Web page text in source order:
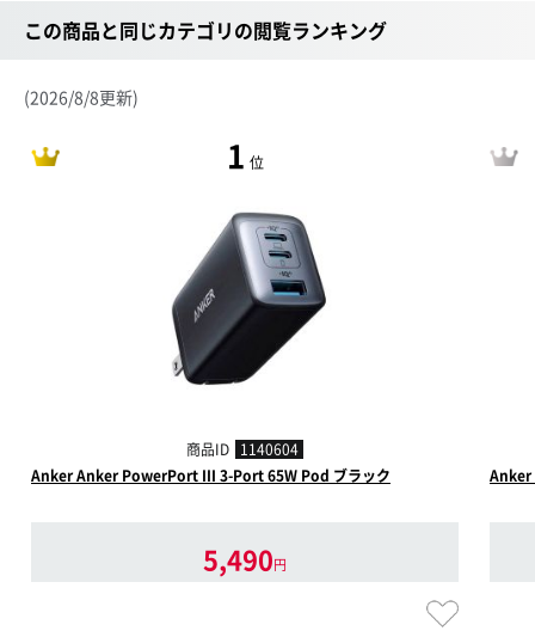
この商品と同じカテゴリの閲覧ランキング
(2026/8/8更新)
1 位
商品ID 1140604
Anker Anker PowerPort III 3-Port 65W Pod ブラック
5,490円
Anker